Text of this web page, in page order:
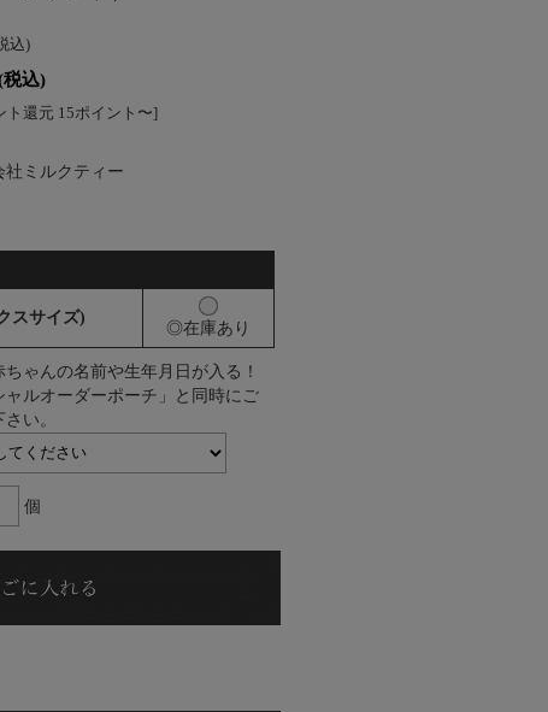
込)
税込)
ト還元 15ポイント〜]
社ミルクティー
スサイズ)
◎在庫あり
ゃんの名前や生年月日が入る！
ャルオーダーポーチ」と同時にご
い。
個